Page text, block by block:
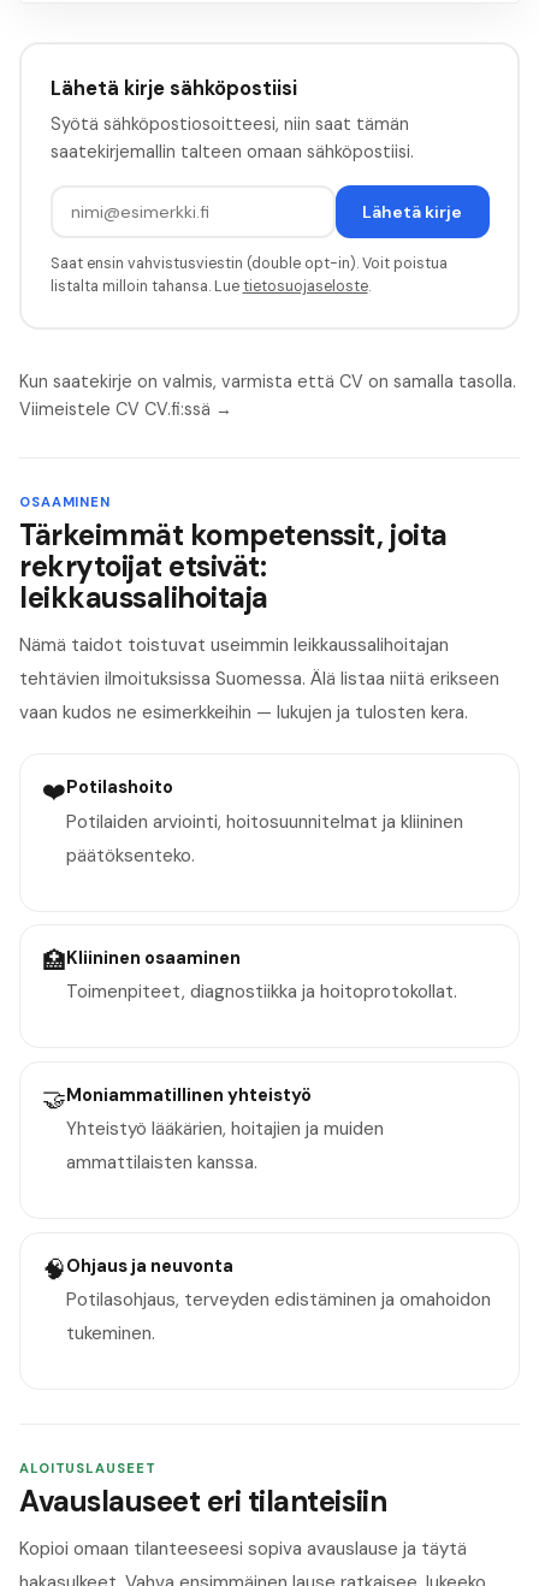
Lähetä kirje sähköpostiisi
Syötä sähköpostiosoitteesi, niin saat tämän
saatekirjemallin talteen omaan sähköpostiisi.
Lähetä kirje
Saat ensin vahvistusviestin (double opt-in). Voit poistua
listalta milloin tahansa. Luetietosuojaseloste.
Kun saatekirje on valmis, varmista että CV on samalla tasolla.
Viimeistele CV CV.fi:ssä →
OSAAMINEN
Tärkeimmät kompetenssit, joita
rekrytoijat etsivät:
leikkaussalihoitaja
Nämä taidot toistuvat useimmin leikkaussalihoitajan
tehtävien ilmoituksissa Suomessa. Älä listaa niitä erikseen
vaan kudos ne esimerkkeihin — lukujen ja tulosten kera.
❤️Potilashoito
Potilaiden arviointi, hoitosuunnitelmat ja kliininen
päätöksenteko.
🏥Kliininen osaaminen
Toimenpiteet, diagnostiikka ja hoitoprotokollat.
🤝Moniammatillinen yhteistyö
Yhteistyö lääkärien, hoitajien ja muiden
ammattilaisten kanssa.
🧠Ohjaus ja neuvonta
Potilasohjaus, terveyden edistäminen ja omahoidon
tukeminen.
ALOITUSLAUSEET
Avauslauseet eri tilanteisiin
Kopioi omaan tilanteeseesi sopiva avauslause ja täytä